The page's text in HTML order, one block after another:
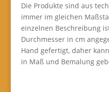
Die Produkte sind aus
immer im gleichen
einzelnen Beschreibung
Durchmesser in cm
Hand gefertigt, daher
in Maß und Bemalung